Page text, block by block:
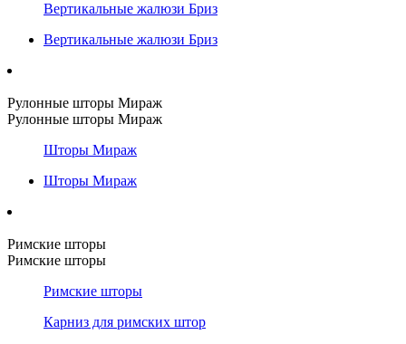
Вертикальные жалюзи Бриз
Вертикальные жалюзи Бриз
Рулонные шторы Мираж
Рулонные шторы Мираж
Шторы Мираж
Шторы Мираж
Римские шторы
Римские шторы
Римские шторы
Карниз для римских штор